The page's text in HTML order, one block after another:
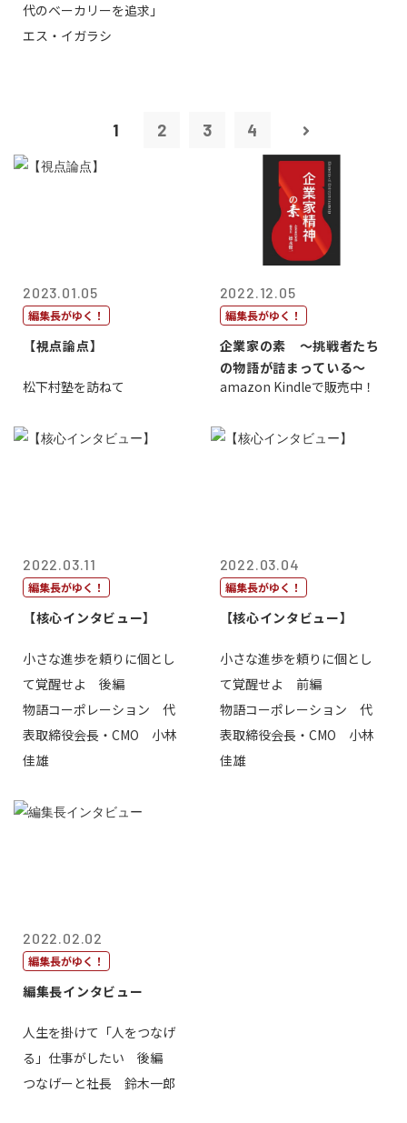
代のベーカリーを追求」
エス・イガラシ
1 2 3 4
2023.01.05
編集長がゆく！
【視点論点】
松下村塾を訪ねて
2022.12.05
編集長がゆく！
企業家の素 〜挑戦者たち
の物語が詰まっている〜
amazon Kindleで販売中！
2022.03.11
編集長がゆく！
【核心インタビュー】
小さな進歩を頼りに個とし
て覚醒せよ 後編
物語コーポレーション 代
表取締役会長・CMO 小林
佳雄
2022.03.04
編集長がゆく！
【核心インタビュー】
小さな進歩を頼りに個とし
て覚醒せよ 前編
物語コーポレーション 代
表取締役会長・CMO 小林
佳雄
2022.02.02
編集長がゆく！
編集長インタビュー
人生を掛けて「人をつなげ
る」仕事がしたい 後編
つなげーと社長 鈴木一郎